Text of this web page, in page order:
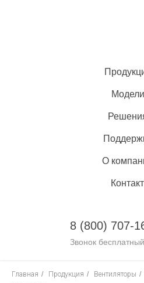
Модели
О
8 (800) 707-
Звонок
Главная / Продукция / Вентиляторы /